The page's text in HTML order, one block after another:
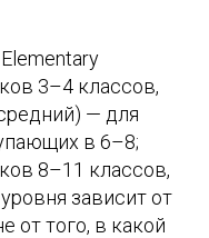
3–4 классов,
— для
в 6–8;
8–11 классов,
зависит от
от того, в какой